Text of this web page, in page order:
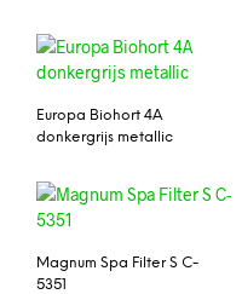
Europa Biohort 4A
donkergrijs metallic
Magnum Spa Filter S C-
5351